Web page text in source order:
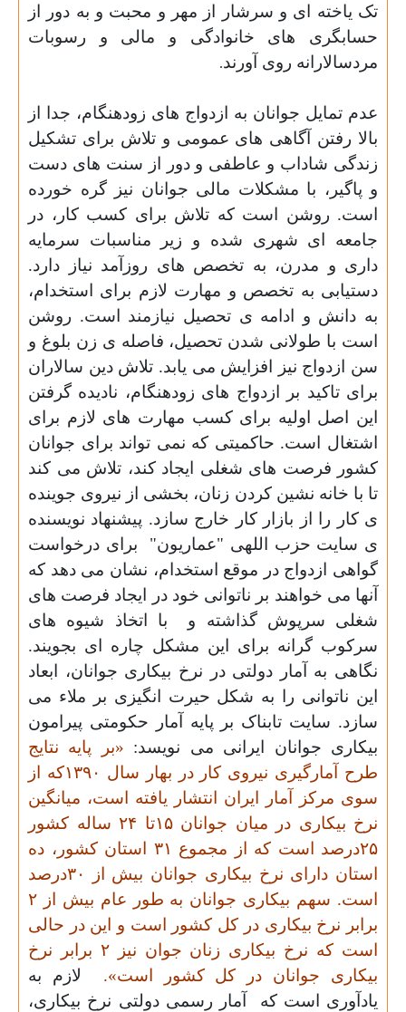
تک یاخته ای و سرشار از مهر و محبت و به دور از
حسابگری های خانوادگی و مالی و رسوبات
مردسالارانه روی آورند.
عدم تمایل جوانان به ازدواج های زودهنگام، جدا از
بالا رفتن آگاهی های عمومی و تلاش برای تشکیل
زندگی شاداب و عاطفی و دور از سنت های دست
و پاگیر، با مشکلات مالی جوانان نیز گره خورده
است. روشن است که تلاش برای کسب کار، در
جامعه ای شهری شده و زیر مناسبات سرمایه
داری و مدرن، به تخصص های روزآمد نیاز دارد.
دستیابی به تخصص و مهارت لازم برای استخدام،
به دانش و ادامه ی تحصیل نیازمند است. روشن
است با طولانی شدن تحصیل، فاصله ی زن بلوغ و
سن ازدواج نیز افزایش می یابد. تلاش دین سالاران
برای تاکید بر ازدواج های زودهنگام، نادیده گرفتن
این اصل اولیه برای کسب مهارت های لازم برای
اشتغال است. حاکمیتی که نمی تواند برای جوانان
کشور فرصت های شغلی ایجاد کند، تلاش می کند
تا با خانه نشین کردن زنان، بخشی از نیروی جوینده
ی کار را از بازار کار خارج سازد. پیشنهاد نویسنده
ی سایت حزب اللهی "عماریون"
برای درخواست
گواهی ازدواج در موقع استخدام، نشان می دهد که
آنها می خواهند بر ناتوانی خود در ایجاد فرصت های
شغلی سرپوش گذاشته و
با اتخاذ شیوه های
سرکوب گرانه برای این مشکل چاره ای بجویند.
نگاهی به آمار دولتی در نرخ بیکاری جوانان، ابعاد
این ناتوانی را به شکل حیرت انگیزی بر ملاء می
سازد. سایت تابناک بر پایه آمار حکومتی پیرامون
بیکاری جوانان ایرانی می نویسد: «بر پایه نتایج
طرح آمارگیری نیروی کار در بهار سال ۱۳۹۰که از
سوی مرکز آمار ایران انتشار یافته است، میانگین
نرخ بیکاری در میان جوانان۱۵تا ۲۴ ساله کشور
۲۵درصد است که از مجموع ۳۱ استان کشور، ده
استان دارای نرخ بیکاری جوانان بیش از
۳۰درصد
است. سهم بیکاری جوانان به طور عام بیش از ۲
برابر نرخ بیکاری در کل کشور است و این در حالی
است که نرخ بیکاری زنان جوان نیز۲ برابر نرخ
بیکاری جوانان در کل کشور است».
لازم به
یادآوری است که
آمار رسمی دولتی نرخ بیکاری،